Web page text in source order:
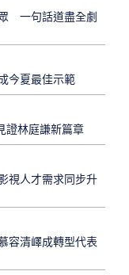
一句話道盡全劇
今夏最佳示範
林庭謙新篇章
視人才需求同步升
容清嶧成轉型代表